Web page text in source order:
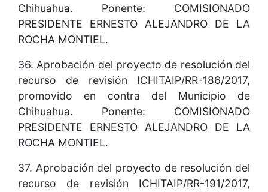
Chihuahua. Ponente: COMISIONADO
PRESIDENTE ERNESTO ALEJANDRO DE LA
ROCHA MONTIEL.
36. Aprobación del proyecto de resolución del
recurso de revisión ICHITAIP/RR-186/2017,
promovido en contra del Municipio de
Chihuahua. Ponente: COMISIONADO
PRESIDENTE ERNESTO ALEJANDRO DE LA
ROCHA MONTIEL.
37. Aprobación del proyecto de resolución del
recurso de revisión ICHITAIP/RR-191/2017,